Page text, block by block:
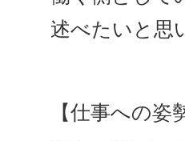
述べたいと思
【仕事への姿